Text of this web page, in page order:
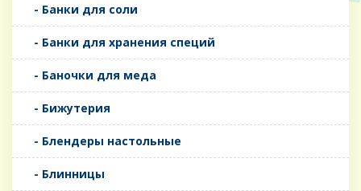
- Банки для соли
- Банки для хранения специй
- Баночки для меда
- Бижутерия
- Блендеры настольные
- Блинницы